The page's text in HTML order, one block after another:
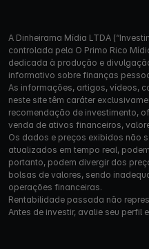
A Dinheirama Mídia LTDA
controlada pela O Primo Rico
dedicada à produção e
informativo sobre finanças
As informações, artigos, vídeos,
neste site têm caráter
recomendação de investimento,
venda de ativos financeiros,
Os dados e preços exibidos não
atualizados em tempo real,
portanto, podem divergir dos
bolsas de valores, sendo
operações financeiras.
Rentabilidade passada não
Antes de investir, avalie seu